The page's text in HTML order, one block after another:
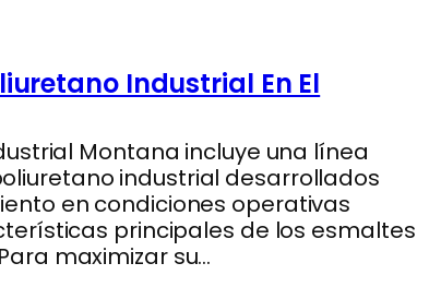
Industrial En El
Montana incluye una línea
industrial desarrollados
en condiciones operativas
principales de los esmaltes
maximizar su…